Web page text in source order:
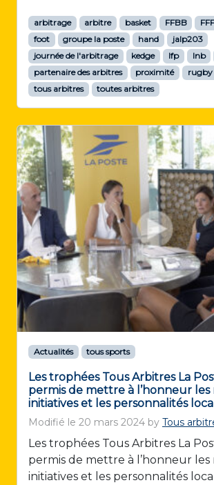
arbitrage arbitre basket FFBB
foot
groupe la poste hand
jalp203
journée de l'arbitrage
kedge lfp lnb
partenaire des arbitres
proximité
rugby
tous arbitres
toutes arbitres
Actualités tous sports
Les trophées Tous Arbitres La
permis de mettre à l’honneur
initiatives et les personnalités
Modifié le 20 mars 2024 by Tous
Les trophées Tous Arbitres La
permis de mettre à l’honneur
initiatives et les personnalités